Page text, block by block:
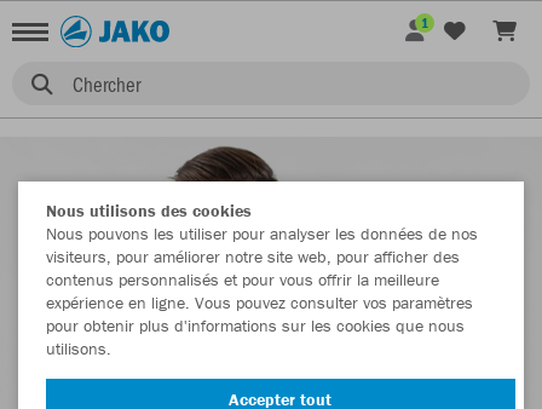
Chercher
1
Nous utilisons des cookies
Nous pouvons les utiliser pour analyser les données de nos
visiteurs, pour améliorer notre site web, pour afficher des
contenus personnalisés et pour vous offrir la meilleure
expérience en ligne. Vous pouvez consulter vos paramètres
pour obtenir plus d'informations sur les cookies que nous
utilisons.
Accepter tout